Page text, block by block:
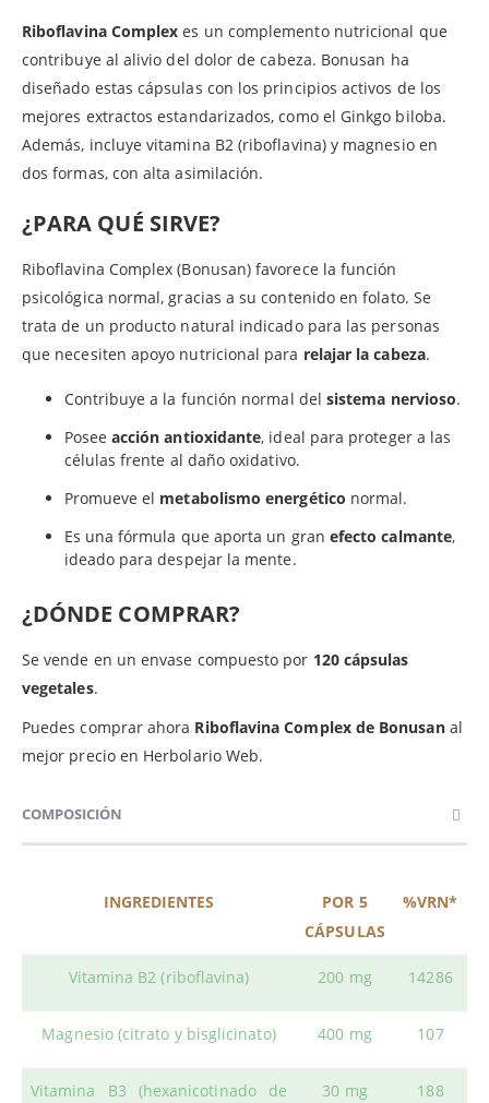
Riboflavina Complexes un complemento nutricional que
contribuye al alivio del dolor de cabeza. Bonusan ha
diseñado estas cápsulas con los principios activos de los
mejores extractos estandarizados, como el Ginkgo biloba.
Además, incluye vitamina B2 (riboflavina) y magnesio en
dos formas, con alta asimilación.
¿PARA QUÉ SIRVE?
Riboflavina Complex (Bonusan) favorece la función
psicológica normal, gracias a su contenido en folato. Se
trata de un producto natural indicado para las personas
que necesiten apoyo nutricional para relajar la cabeza.
Contribuye a la función normal del sistema nervioso.
Posee acción antioxidante, ideal para proteger a las
células frente al daño oxidativo.
Promueve el metabolismo energético normal.
Es una fórmula que aporta un gran efecto calmante,
ideado para despejar la mente.
¿DÓNDE COMPRAR?
Se vende en un envase compuesto por 120 cápsulas
vegetales.
Puedes comprar ahora Riboflavina Complex de Bonusanal
mejor precio en Herbolario Web.
COMPOSICIÓN
INGREDIENTES
POR 5
CÁPSULAS
%VRN*
Vitamina B2 (riboflavina) 200 mg 14286
Magnesio (citrato y bisglicinato) 400 mg 107
Vitamina B3 (hexanicotinado de
30 mg 188